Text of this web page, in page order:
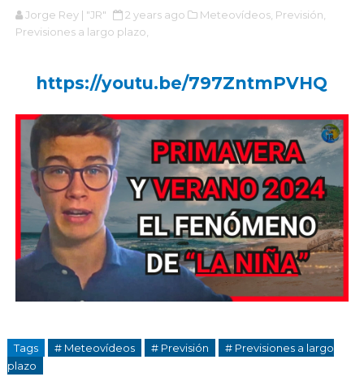
Jorge Rey | "JR" 2 years ago Meteovídeos, Previsión,
Previsiones a largo plazo,
https://youtu.be/797ZntmPVHQ
Tags # Meteovídeos # Previsión
# Previsiones a largo
plazo